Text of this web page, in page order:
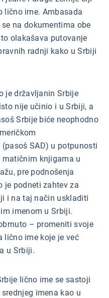
lično ime. Ambasada
na dokumentima obe
olakašava putovanje
radnji kako u Srbiji
je državljanin Srbije
nije učinio i u Srbiji, a
Srbije biće neophodno
SAD) u potpunosti
knjigama u
pre podnošenja
je podneti zahtev za
i na taj način uskladiti
imenom u Srbiji.
– promeniti svoje
lično ime koje je već
u Srbiji.
lično ime se sastoji
imena kao u